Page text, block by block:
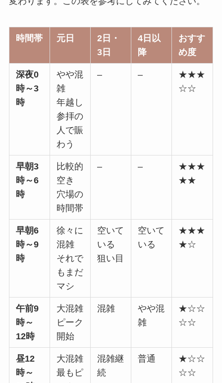
時間帯 元日
2日・
3日
4日以
降
おすす
め度
深夜0
時～3
時
やや混
雑
年越し
参拝の
人で賑
わう
– –
★★★
☆☆
早朝3
時～6
時
比較的
空き
穴場の
時間帯
– –
★★★
★★
早朝6
時～9
時
徐々に
混雑
それで
もまだ
マシ
空いて
いる
狙い目
空いて
いる
★★★
★☆
午前9
時～
12時
大混雑
ピーク
開始
混雑
やや混
雑
★☆☆
☆☆
昼12
時～
大混雑
最もピ
混雑継
続
普通
★☆☆
☆☆